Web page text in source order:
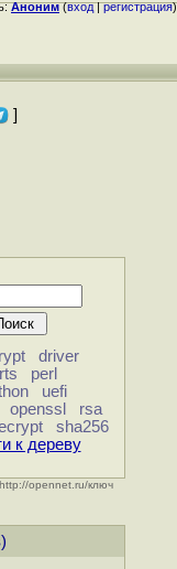
Аноним(вход|регистрация)
]
driver
perl
uefi
openssl
rsa
sha256
к дереву
opennet.ru/ключ